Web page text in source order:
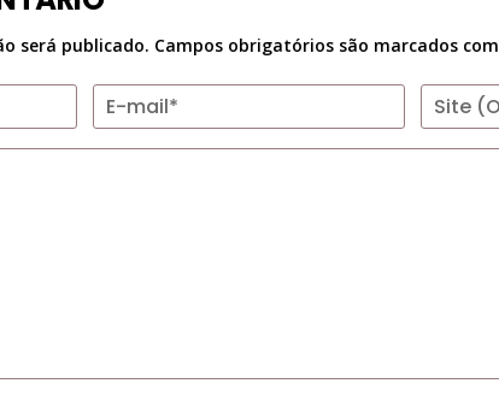
será publicado. Campos obrigatórios são marcados com